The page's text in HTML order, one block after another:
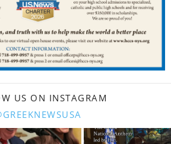
US ON INSTAGRAM